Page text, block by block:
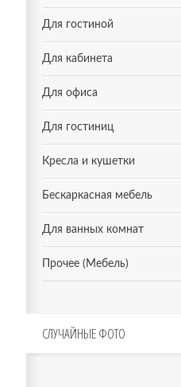
Для гостиной
Для кабинета
Для офиса
Для гостиниц
Кресла и кушетки
Бескаркасная мебель
Для ванных комнат
Прочее (Мебель)
СЛУЧАЙНЫЕФОТО